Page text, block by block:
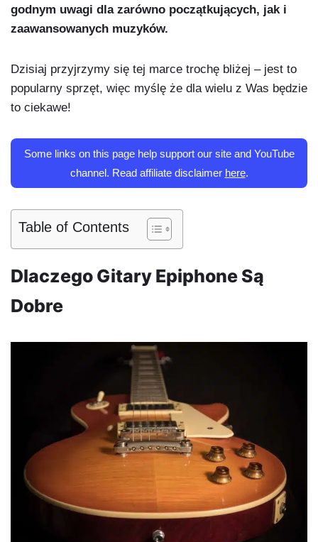
godnym uwagi dla zarówno początkujących, jak i
zaawansowanych muzyków.
Dzisiaj przyjrzymy się tej marce trochę bliżej – jest to
popularny sprzęt, więc myślę że dla wielu z Was będzie
to ciekawe!
Some links on this page help support our site and YouTube
channel. Read affiliate disclaimer here.
Table of Contents
Dlaczego Gitary Epiphone Są
Dobre